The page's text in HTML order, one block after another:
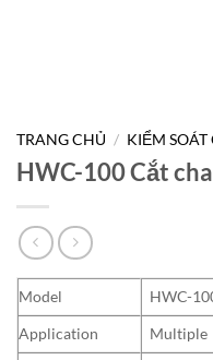
TRANG CHỦ / KIỂM
HWC-100 Cắt
Model
HWC-
Application
Multiple